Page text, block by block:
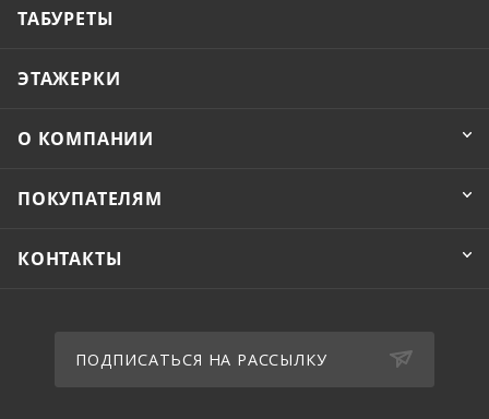
ТАБУРЕТЫ
ЭТАЖЕРКИ
О КОМПАНИИ
ПОКУПАТЕЛЯМ
КОНТАКТЫ
ПОДПИСАТЬСЯ НА РАССЫЛКУ